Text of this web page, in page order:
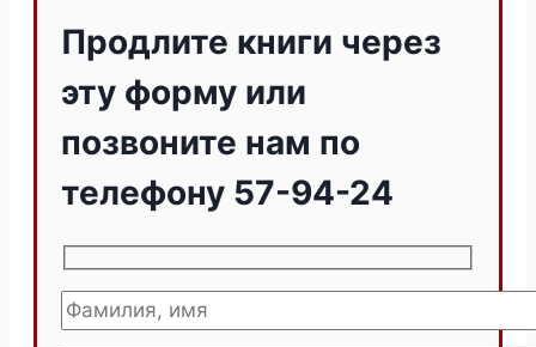
Продлите книги через
эту форму или
позвоните нам по
телефону 57-94-24